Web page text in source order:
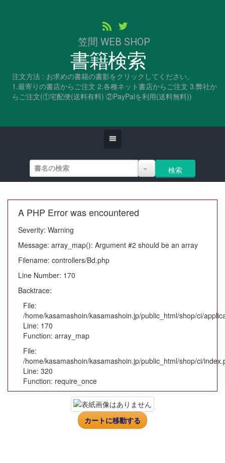
笠間 WEB SHOP
書籍検索
注文方法 : お求めの書籍の書影をクリックしてください。
1.最寄りの書店からご注文 2.各種ネット書店からご注文 3.弊社か
らご注文(①宅配便(送料有料) ②PayPalを利用(送料無料))
A PHP Error was encountered
Severity: Warning
Message: array_map(): Argument #2 should be an array
Filename: controllers/Bd.php
Line Number: 170
Backtrace:
File:
/home/kasamashoin/kasamashoin.jp/public_html/shop/ci/
Line: 170
Function: array_map
File:
/home/kasamashoin/kasamashoin.jp/public_html/shop/ci/
Line: 320
Function: require_once
カートに移動する